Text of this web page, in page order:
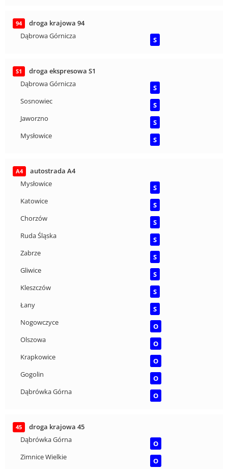
94
droga krajowa 94
Dąbrowa Górnicza
S
S1
droga ekspresowa S1
Dąbrowa Górnicza
S
Sosnowiec
S
Jaworzno
S
Mysłowice
S
A4
autostrada A4
Mysłowice
S
Katowice
S
Chorzów
S
Ruda Śląska
S
Zabrze
S
Gliwice
S
Kleszczów
S
Łany
S
Nogowczyce
O
Olszowa
O
Krapkowice
O
Gogolin
O
Dąbrówka Górna
O
45
droga krajowa 45
Dąbrówka Górna
O
Zimnice Wielkie
O